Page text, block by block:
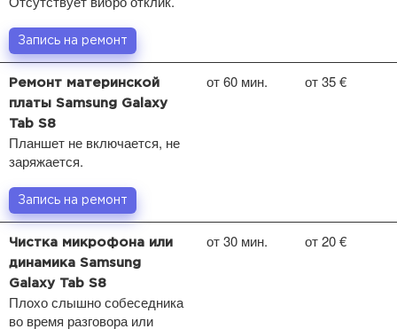
Запись на ремонт
Ремонт материнской
платы Samsung Galaxy
Tab S8
Планшет не включается, не
заряжается.
от 60 мин. от 35 €
Запись на ремонт
Чистка микрофона или
динамика Samsung
Galaxy Tab S8
Плохо слышно собеседника
во время разговора или
от 30 мин. от 20 €